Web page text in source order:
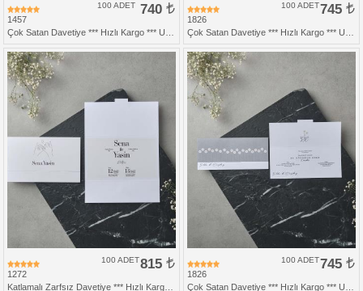
1457
740
100 ADET
1826
745
100 ADET
1272
815
100 ADET
1826
745
100 ADET